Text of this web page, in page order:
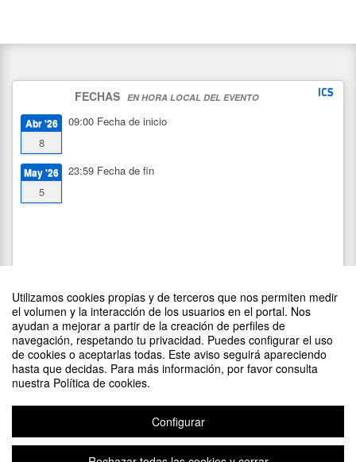
Utilizamos cookies propias y de terceros que nos permiten medir
el volumen y la interacción de los usuarios en el portal. Nos
ayudan a mejorar a partir de la creación de perfiles de
navegación, respetando tu privacidad. Puedes configurar el uso
de cookies o aceptarlas todas. Este aviso seguirá apareciendo
hasta que decidas. Para más información, por favor consulta
nuestra Política de cookies.
Configurar
FECHAS EN HORA LOCAL DEL EVENTO
Abr '26
8
09:00 Fecha de inicio
May '26
5
23:59 Fecha de fin
DIFUNDE TU EVENTO PONIENDO EL SIGUIENTE CÓDIGO
EN TU SITIO